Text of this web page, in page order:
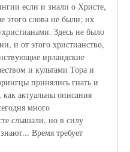
если и знали о Христе,
этого слова не были; их
Здесь не было
и от этого христианство,
ирландские
и культами Тора и
принялись гнать и
актуальны описания
много
слышали, но в силу
Время требует